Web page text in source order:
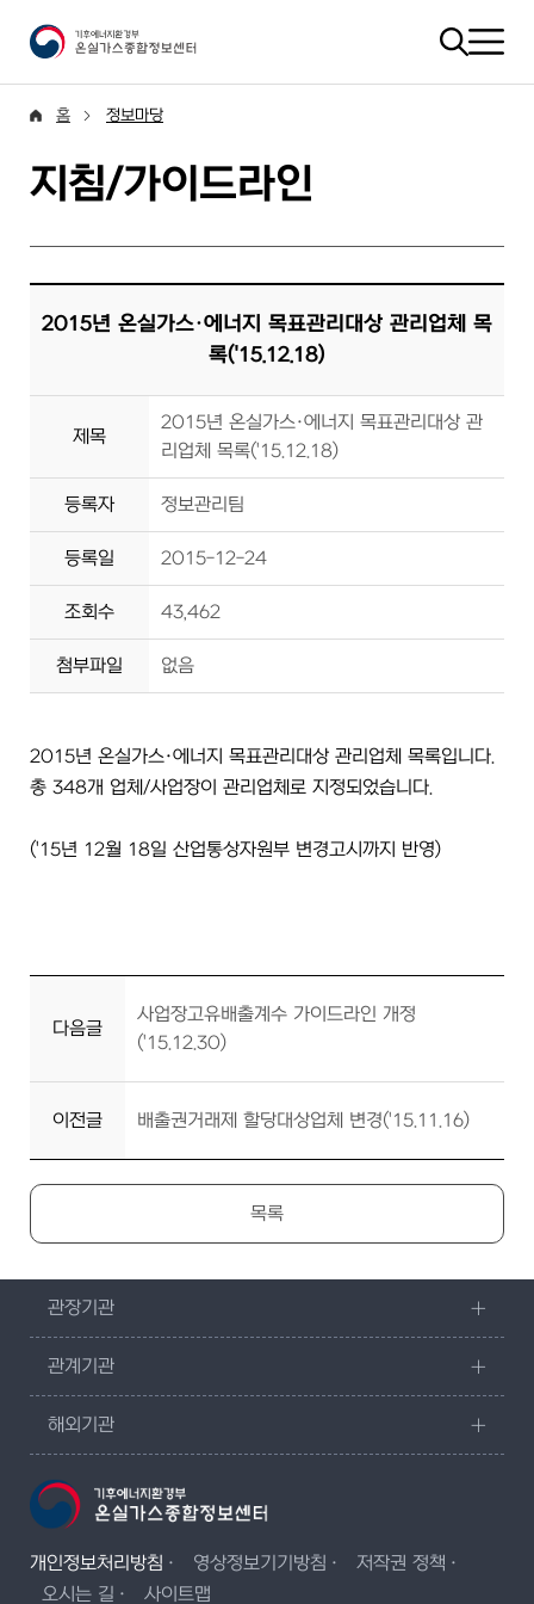
홈 정보마당
지침/가이드라인
2015년 온실가스·에너지 목표관리대상 관리업체 목
록('15.12.18)
제목
2015년 온실가스·에너지 목표관리대상 관
리업체 목록('15.12.18)
등록자 정보관리팀
등록일 2015-12-24
조회수 43,462
첨부파일 없음
2015년 온실가스·에너지 목표관리대상 관리업체 목록입니다.
총 348개 업체/사업장이 관리업체로 지정되었습니다.
('15년 12월 18일 산업통상자원부 변경고시까지 반영)
다음글
사업장고유배출계수 가이드라인 개정
('15.12.30)
이전글 배출권거래제 할당대상업체 변경('15.11.16)
목록
관장기관
관계기관
해외기관
개인정보처리방침 영상정보기기방침
저작권 정책
오시는 길
사이트맵